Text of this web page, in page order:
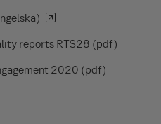
reports RTS28 (pdf)
2020 (pdf)